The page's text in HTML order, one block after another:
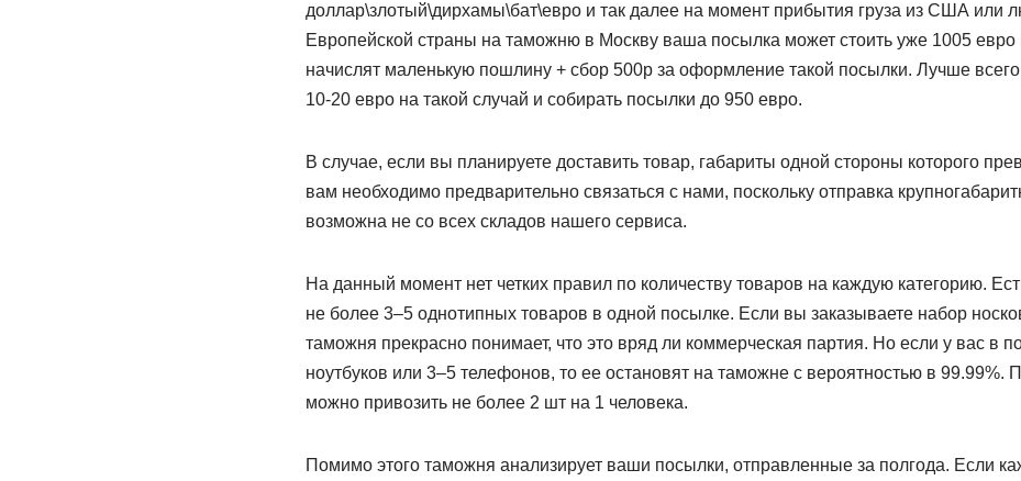
доллар\злотый\дирхамы\бат\евро и так далее на момент прибытия груза из США или
Европейской страны на таможню в Москву ваша посылка может стоить уже 1005 евро
начислят маленькую пошлину + сбор 500р за оформление такой посылки. Лучше всего
10-20 евро на такой случай и собирать посылки до 950 евро.
В случае, если вы планируете доставить товар, габариты одной стороны которого
вам необходимо предварительно связаться с нами, поскольку отправка
возможна не со всех складов нашего сервиса.
На данный момент нет четких правил по количеству товаров на каждую категорию.
не более 3–5 однотипных товаров в одной посылке. Если вы заказываете набор
таможня прекрасно понимает, что это вряд ли коммерческая партия. Но если у вас в
ноутбуков или 3–5 телефонов, то ее остановят на таможне с вероятностью в 99.99%.
можно привозить не более 2 шт на 1 человека.
Помимо этого таможня анализирует ваши посылки, отправленные за полгода. Если